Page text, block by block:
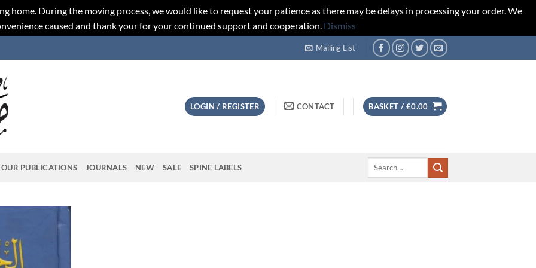
home. During the moving process, we would like to request your patience as there may be delays in processing your order. We
caused and thank your for your continued support and cooperation. Dismiss
Mailing List
LOGIN / REGISTER CONTACT BASKET / £0.00
OUR PUBLICATIONS JOURNALS NEW SALE SPINE LABELS
Search